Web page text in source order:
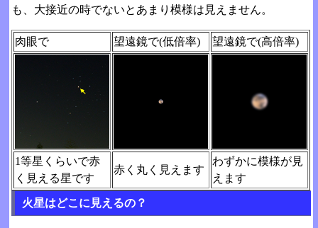
も、大接近の時でないとあまり模様は見えません。
肉眼で 望遠鏡で(低倍率) 望遠鏡で(高倍率)
1等星くらいで赤
く見える星です
赤く丸く見えます
わずかに模様が見
えます
火星はどこに見えるの？